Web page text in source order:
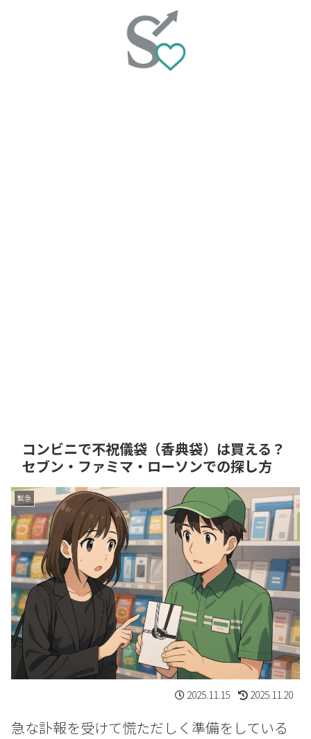
コンビニで不祝儀袋（香典袋）は買える？
セブン・ファミマ・ローソンでの探し方
緊急
2025.11.15 2025.11.20
急な訃報を受けて慌ただしく準備をしている